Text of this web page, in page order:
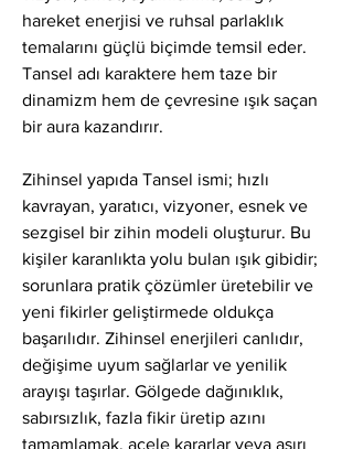
hareket enerjisi ve ruhsal parlaklık
temalarını güçlü biçimde temsil eder.
Tansel adı karaktere hem taze bir
dinamizm hem de çevresine ışık saçan
bir aura kazandırır.
Zihinsel yapıda Tansel ismi; hızlı
kavrayan, yaratıcı, vizyoner, esnek ve
sezgisel bir zihin modeli oluşturur. Bu
kişiler karanlıkta yolu bulan ışık gibidir;
sorunlara pratik çözümler üretebilir ve
yeni fikirler geliştirmede oldukça
başarılıdır. Zihinsel enerjileri canlıdır,
değişime uyum sağlarlar ve yenilik
arayışı taşırlar. Gölgede dağınıklık,
sabırsızlık, fazla fikir üretip azını
tamamlamak, acele kararlar veya aşırı